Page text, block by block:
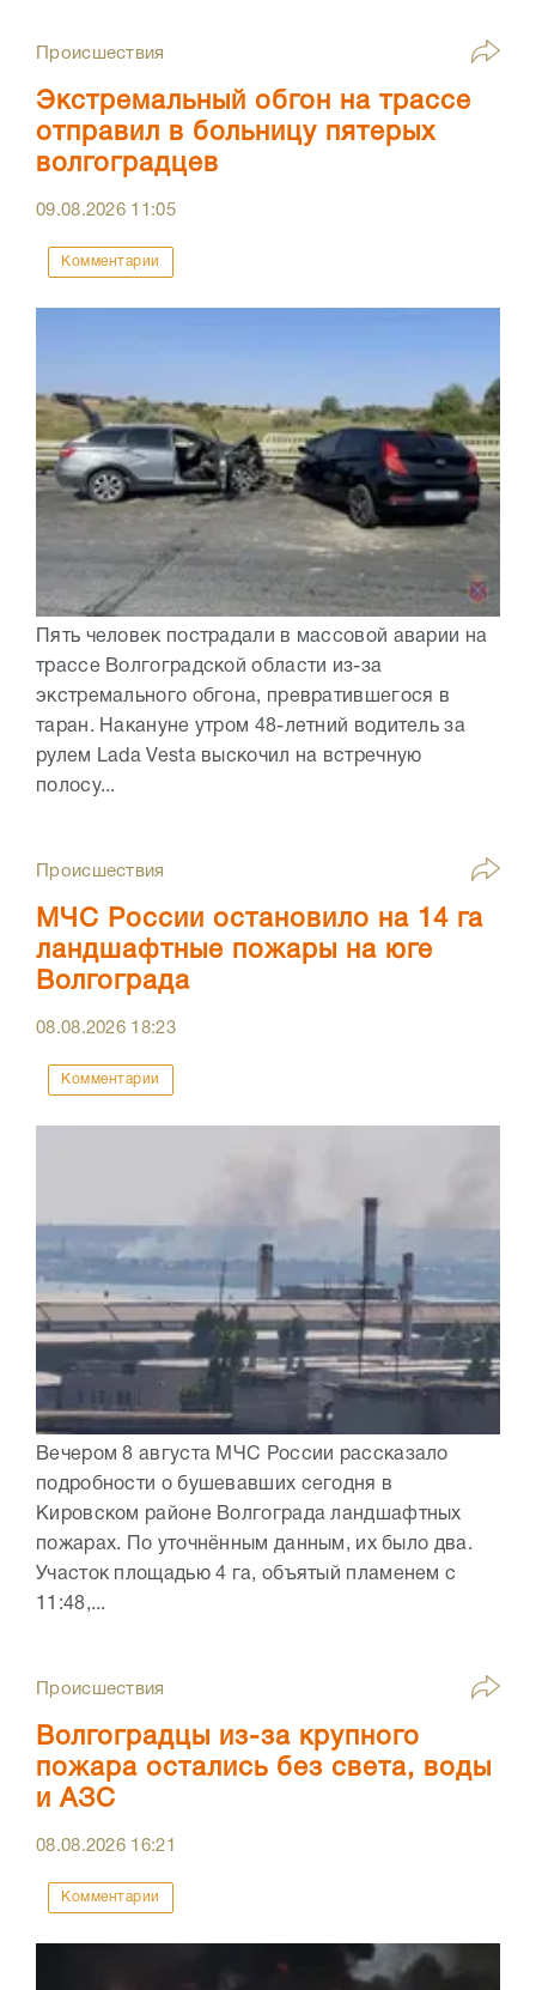
Происшествия
Экстремальный обгон на трассе
отправил в больницу пятерых
волгоградцев
09.08.2026 11:05
Комментарии
Пять человек пострадали в массовой аварии на
трассе Волгоградской области из-за
экстремального обгона, превратившегося в
таран. Накануне утром 48-летний водитель за
рулем Lada Vesta выскочил на встречную
полосу...
Происшествия
МЧС России остановило на 14 га
ландшафтные пожары на юге
Волгограда
08.08.2026 18:23
Комментарии
Вечером 8 августа МЧС России рассказало
подробности о бушевавших сегодня в
Кировском районе Волгограда ландшафтных
пожарах. По уточнённым данным, их было два.
Участок площадью 4 га, объятый пламенем с
11:48,...
Происшествия
Волгоградцы из-за крупного
пожара остались без света, воды
и АЗС
08.08.2026 16:21
Комментарии